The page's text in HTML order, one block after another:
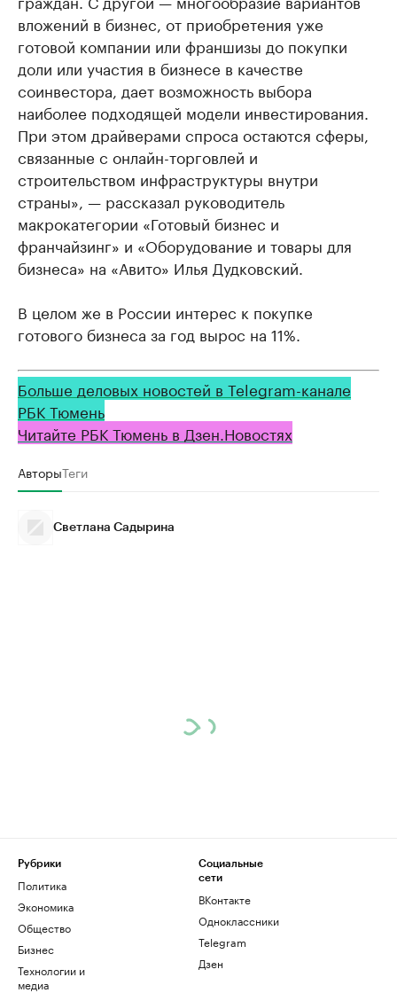
вложений в бизнес, от приобретения уже
готовой компании или франшизы до покупки
доли или участия в бизнесе в качестве
соинвестора, дает возможность выбора
наиболее подходящей модели инвестирования.
При этом драйверами спроса остаются сферы,
связанные с онлайн-торговлей и
строительством инфраструктуры внутри
страны», — рассказал руководитель
макрокатегории «Готовый бизнес и
франчайзинг» и «Оборудование и товары для
бизнеса» на «Авито» Илья Дудковский.
В целом же в России интерес к покупке
готового бизнеса за год вырос на 11%.
Больше деловых новостей в Telegram-канале
РБК Тюмень
Читайте РБК Тюмень в Дзен.Новостях
АвторыТеги
Светлана Садырина
Рубрики
Политика
Экономика
Общество
Бизнес
Технологии и
медиа
Социальные
сети
ВКонтакте
Одноклассники
Telegram
Дзен